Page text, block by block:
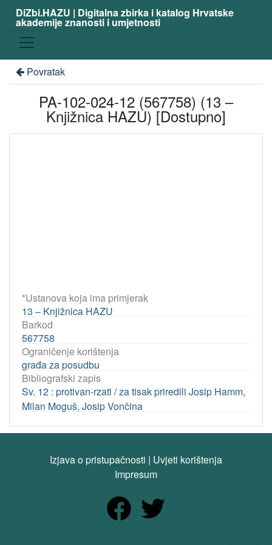
DiZbi.HAZU | Digitalna zbirka i katalog Hrvatske
akademije znanosti i umjetnosti
Povratak
PA-102-024-12 (567758) (13 –
Knjižnica HAZU) [Dostupno]
*Ustanova koja ima primjerak
13 – Knjižnica HAZU
Barkod
567758
Ograničenje korištenja
građa za posudbu
Bibliografski zapis
Sv. 12 : protivan-rzati / za tisak priredili Josip Hamm,
Milan Moguš, Josip Vončina
Izjava o pristupačnosti | Uvjeti korištenja
Impresum